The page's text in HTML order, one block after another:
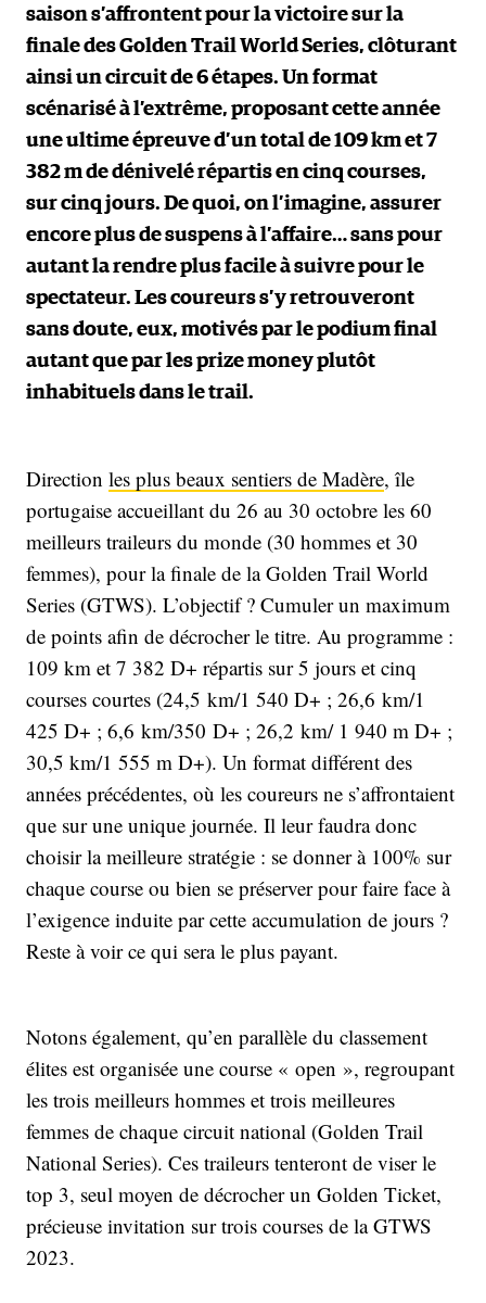
saison s’affrontent pour la victoire sur la
finale des Golden Trail World Series, clôturant
ainsi un circuit de 6 étapes. Un format
scénarisé à l’extrême, proposant cette année
une ultime épreuve d’un total de 109 km et 7
382 m de dénivelé répartis en cinq courses,
sur cinq jours. De quoi, on l’imagine, assurer
encore plus de suspens à l’affaire… sans pour
autant la rendre plus facile à suivre pour le
spectateur. Les coureurs s’y retrouveront
sans doute, eux, motivés par le podium final
autant que par les prize money plutôt
inhabituels dans le trail.
Direction les plus beaux sentiers de Madère, île
portugaise accueillant du 26 au 30 octobre les 60
meilleurs traileurs du monde (30 hommes et 30
femmes), pour la finale de la Golden Trail World
Series (GTWS). L’objectif ? Cumuler un maximum
de points afin de décrocher le titre. Au programme :
109 km et 7 382 D+ répartis sur 5 jours et cinq
courses courtes (24,5 km/1 540 D+ ; 26,6 km/1
425 D+ ; 6,6 km/350 D+ ; 26,2 km/ 1 940 m D+ ;
30,5 km/1 555 m D+). Un format différent des
années précédentes, où les coureurs ne s’affrontaient
que sur une unique journée. Il leur faudra donc
choisir la meilleure stratégie : se donner à 100% sur
chaque course ou bien se préserver pour faire face à
l’exigence induite par cette accumulation de jours ?
Reste à voir ce qui sera le plus payant.
Notons également, qu’en parallèle du classement
élites est organisée une course « open », regroupant
les trois meilleurs hommes et trois meilleures
femmes de chaque circuit national (Golden Trail
National Series). Ces traileurs tenteront de viser le
top 3, seul moyen de décrocher un Golden Ticket,
précieuse invitation sur trois courses de la GTWS
2023.